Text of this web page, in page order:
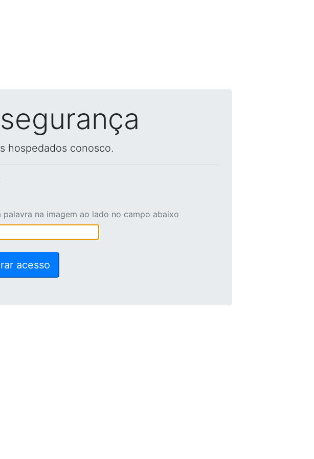
hospedados conosco.
palavra na imagem ao lado no campo abaixo